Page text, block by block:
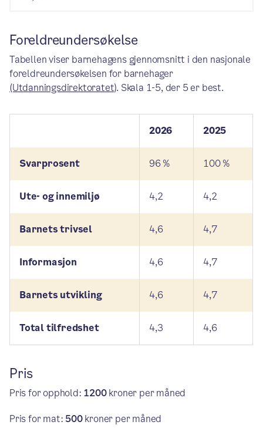
Foreldreundersøkelse
Tabellen viser barnehagens gjennomsnitt i den nasjonale
foreldreundersøkelsen for barnehager
(Utdanningsdirektoratet). Skala 1-5, der 5 er best.
2026 2025
Svarprosent 96 % 100 %
Ute- og innemiljø 4,2 4,2
Barnets trivsel 4,6 4,7
Informasjon 4,6 4,7
Barnets utvikling 4,6 4,7
Total tilfredshet 4,3 4,6
Pris
Pris for opphold: 1200kroner per måned
Pris for mat:500kroner per måned